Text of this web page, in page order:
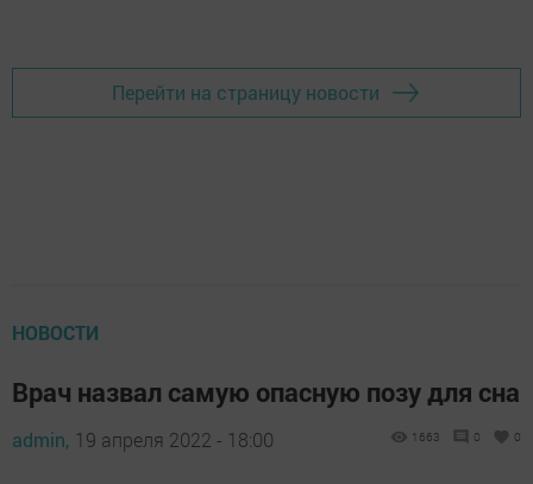
Перейти на страницу новости
НОВОСТИ
Врач назвал самую опасную позу для сна
admin, 19 апреля 2022 - 18:00 1663 0 0